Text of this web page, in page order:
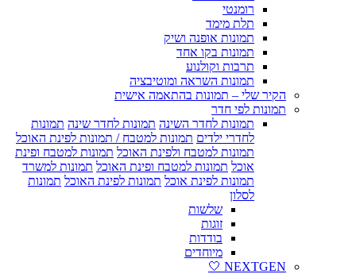
רומנטי
תלת מימד
תמונות אופנה ושיק
תמונות בקו אחד
תרבות וקולנוע
תמונות השראה ומוטיבציה
הקיר שלי – תמונות בהתאמה אישית
תמונות לפי חדר
תמונות לחדר השינה תמונות לחדר שינה תמונות
לחדרי ילדים תמונות למטבח / תמונות לפינת האוכל
תמונות למטבח ולפינת האוכל תמונות למטבח ופינת
אוכל תמונות למטבח ופינת האוכל תמונות למשרד
תמונות לפינת אוכל תמונות לפינת האוכל תמונות
לסלון
שלשות
זוגות
בודדות
מיוחדים
NEXTGEN 🤍